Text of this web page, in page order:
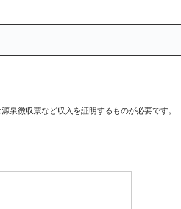
泉徴収票など収入を証明するものが必要です。